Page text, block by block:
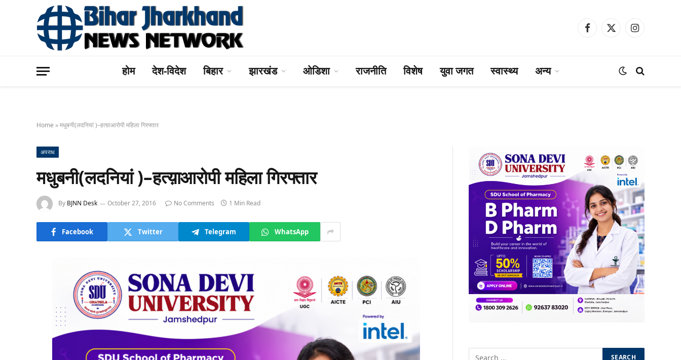
Facebook
X
Instagram
होम देश-विदेश बिहार झारखंड ओडिशा राजनीति विशेष युवा जगत स्वास्थ्य अन्य
Home »मधुबनी(लदनियां )–हत्य़ाआरोपी महिला गिरफ्तार
अपराध
मधुबनी(लदनियां )–हत्य़ाआरोपी महिला गिरफ्तार
By BJNN Desk October 27, 2016 No Comments 1 Min Read
Facebook Twitter Telegram WhatsApp